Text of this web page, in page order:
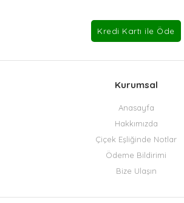
Kurumsal
Anasayfa
Hakkımızda
Çiçek Eşliğinde Notlar
Ödeme Bildirimi
Bize Ulaşın